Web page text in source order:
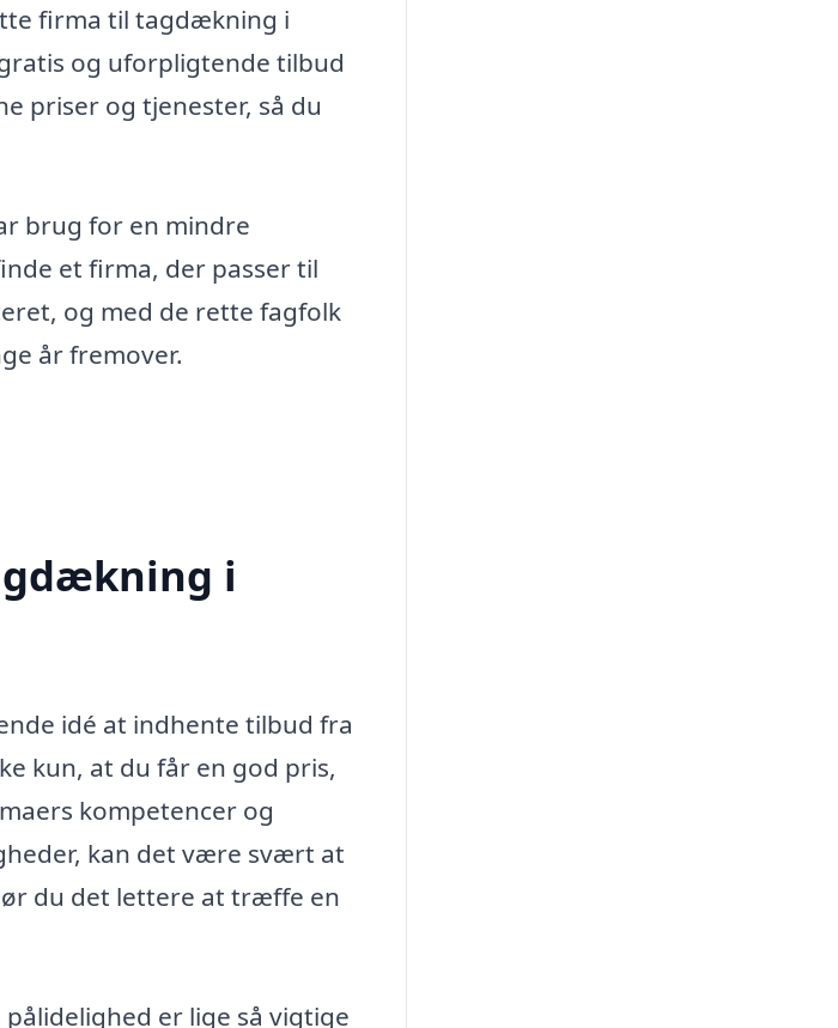
firma til tagdækning i
og uforpligtende tilbud
priser og tjenester, så du
brug for en mindre
et firma, der passer til
og med de rette fagfolk
år fremover.
i
idé at indhente tilbud fra
kun, at du får en god pris,
kompetencer og
kan det være svært at
du det lettere at træffe en
er lige så vigtige